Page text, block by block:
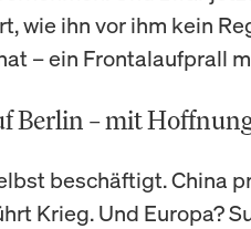
wie ihn vor ihm kein
– ein Frontalaufprall
Berlin – mit
beschäftigt. China
Krieg. Und Europa?